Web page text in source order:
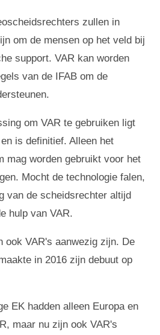
zullen in
om de mensen op het veld bij
support. VAR kan worden
van de IFAB om de
om VAR te gebruiken ligt
is definitief. Alleen het
mag worden gebruikt voor het
Mocht de technologie falen,
van de scheidsrechter altijd
hulp van VAR.
ook VAR's aanwezig zijn. De
in 2016 zijn debuut op
EK hadden alleen Europa en
maar nu zijn ook VAR's